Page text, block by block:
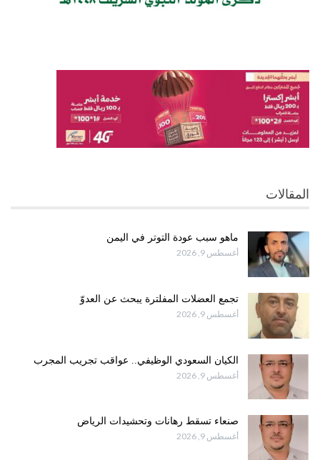
المقالات
ماهو سبب عودة التوتر في اليمن
أغسطس 9, 2026
تجمع العضلات المفلترة يبحث عن العدوّ
أغسطس 9, 2026
الكيان السعودي الوظيفي.. عواقب تجريب المجرب
أغسطس 9, 2026
صنعاء تسقط رهانات وتحشيدات الرياض
أغسطس 9, 2026